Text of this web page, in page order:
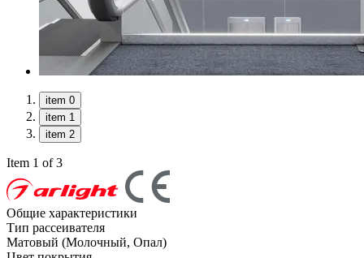
item 0
item 1
item 2
Item 1 of 3
Общие характеристики
Тип рассеивателя
Матовый (Молочный, Опал)